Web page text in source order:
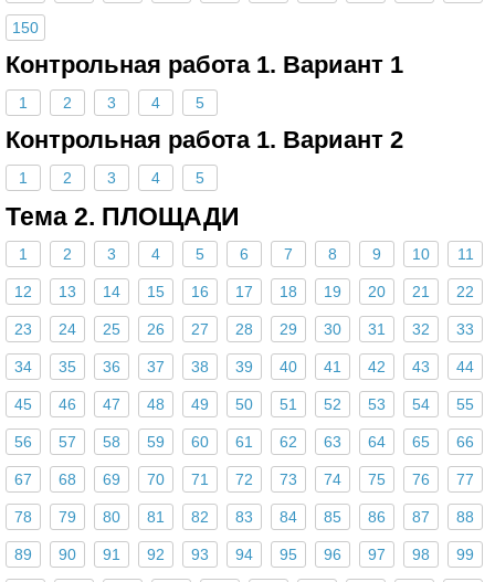
150
Контрольная работа 1. Вариант 1
1 2 3 4 5
Контрольная работа 1. Вариант 2
1 2 3 4 5
Тема 2. ПЛОЩАДИ
1 2 3 4 5 6 7 8 9 10 11
12 13 14 15 16 17 18 19 20 21 22
23 24 25 26 27 28 29 30 31 32 33
34 35 36 37 38 39 40 41 42 43 44
45 46 47 48 49 50 51 52 53 54 55
56 57 58 59 60 61 62 63 64 65 66
67 68 69 70 71 72 73 74 75 76 77
78 79 80 81 82 83 84 85 86 87 88
89 90 91 92 93 94 95 96 97 98 99